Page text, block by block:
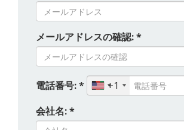
メールアドレスの確認: *
電話番号: *
+1
会社名: *